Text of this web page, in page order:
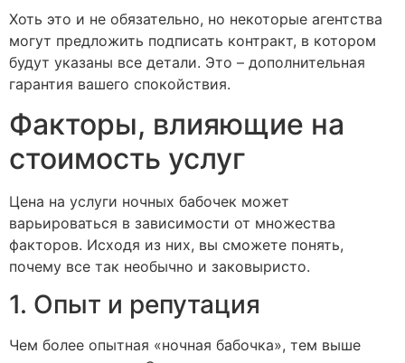
Хоть это и не обязательно, но некоторые агентства
могут предложить подписать контракт, в котором
будут указаны все детали. Это – дополнительная
гарантия вашего спокойствия.
Факторы, влияющие на
стоимость услуг
Цена на услуги ночных бабочек может
варьироваться в зависимости от множества
факторов. Исходя из них, вы сможете понять,
почему все так необычно и заковыристо.
1. Опыт и репутация
Чем более опытная «ночная бабочка», тем выше